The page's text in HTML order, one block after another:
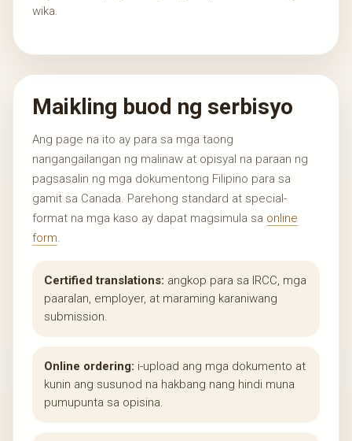
wika.
Maikling buod ng serbisyo
Ang page na ito ay para sa mga taong
nangangailangan ng malinaw at opisyal na paraan ng
pagsasalin ng mga dokumentong Filipino para sa
gamit sa Canada. Parehong standard at special-
format na mga kaso ay dapat magsimula sa online
form.
Certified translations: angkop para sa IRCC, mga
paaralan, employer, at maraming karaniwang
submission.
Online ordering: i-upload ang mga dokumento at
kunin ang susunod na hakbang nang hindi muna
pumupunta sa opisina.